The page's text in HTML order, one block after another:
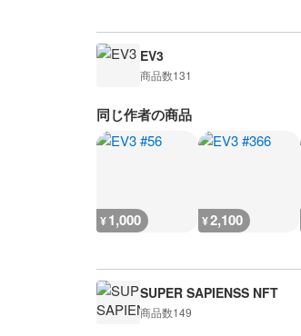
EV3
商品数131
同じ作者の商品
¥1,000 ¥2,100
SUPER SAPIENSS NFT
商品数149